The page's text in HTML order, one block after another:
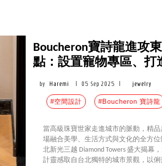
Boucheron寶詩龍進攻
點：設置寵物專區、打
by Haremi 05 Sep 2025 jewelry
#空間設計 #Boucheron 寶詩龍
當高級珠寶世家走進城市的脈動，精
場融合美學、生活方式與文化的全方位
北新光三越 Diamond Towers 盛大揭幕
計靈感取自台北獨特的城市景觀，以